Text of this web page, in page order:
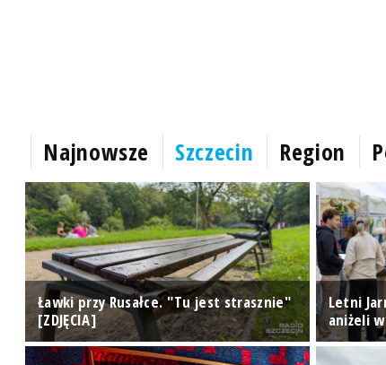
Najnowsze Szczecin Region
Ławki przy Rusałce. "Tu jest strasznie"
[ZDJĘCIA]
Letni
aniżeli w